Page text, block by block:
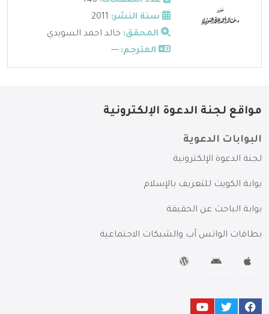
سنة النشر:
المحقق: خالد احمد السويدي
المترجم: ---
مواقع لجنة الدعوة الإلكترونية
البوابات الدعوية
لجنة الدعوة الإلكترونية
بوابة الكويت للتعريف بالإسلام
بوابة الباحث عن الحقيقة
بطاقات الواتس آب والشبكات الاجتماعية